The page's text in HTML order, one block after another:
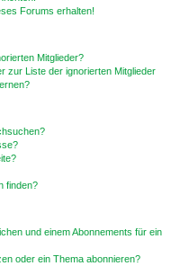
Forums erhalten!
Mitglieder?
zur Liste der ignorierten Mitglieder
finden?
und einem Abonnements für ein
oder ein Thema abonnieren?